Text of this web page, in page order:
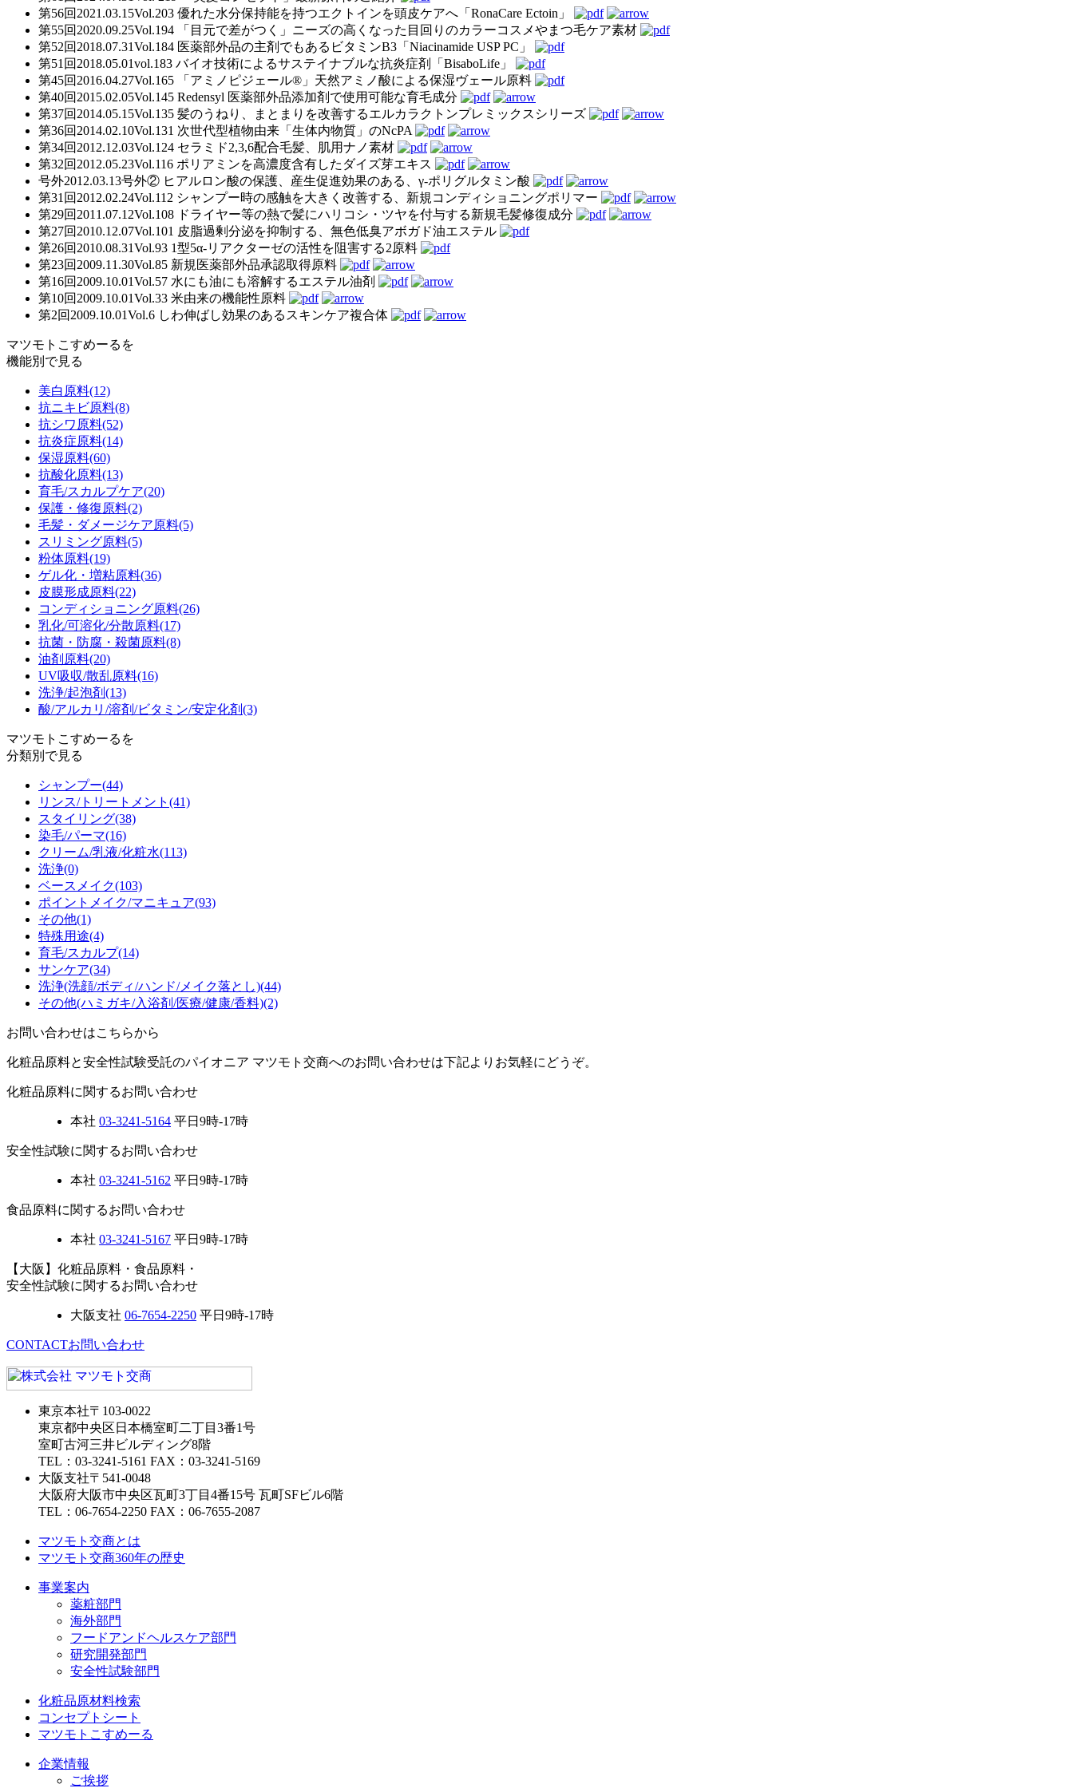
第56回 2021.03.15Vol.203 優れた水分保持能を持つエクトインを頭皮ケアへ「RonaCare Ectoin」
第55回 2020.09.25Vol.194
「目元で差がつく」ニーズの高くなった目回りのカラーコスメやまつ毛ケア素材
第52回 2018.07.31Vol.184 医薬部外品の主剤でもあるビタミンB3「Niacinamide USP PC」
第51回 2018.05.01vol.183 バイオ技術によるサステイナブルな抗炎症剤「BisaboLife」
第45回 2016.04.27Vol.165
「アミノピジェール®」天然アミノ酸による保湿ヴェール原料
第40回 2015.02.05Vol.145 Redensyl 医薬部外品添加剤で使用可能な育毛成分
第37回 2014.05.15Vol.135 髪のうねり、まとまりを改善するエルカラクトンプレミックスシリーズ
第36回 2014.02.10Vol.131 次世代型植物由来「生体内物質」のNcPA
第34回 2012.12.03Vol.124 セラミド2,3,6配合毛髪、肌用ナノ素材
第32回 2012.05.23Vol.116 ポリアミンを高濃度含有したダイズ芽エキス
号外2012.03.13号外② ヒアルロン酸の保護、産生促進効果のある、γ-ポリグルタミン酸
第31回 2012.02.24Vol.112 シャンプー時の感触を大きく改善する、新規コンディショニングポリマー
第29回 2011.07.12Vol.108 ドライヤー等の熱で髪にハリコシ・ツヤを付与する新規毛髪修復成分
第27回 2010.12.07Vol.101 皮脂過剰分泌を抑制する、無色低臭アボガド油エステル
第26回 2010.08.31Vol.93 1型5α-リアクターゼの活性を阻害する2原料
第23回 2009.11.30Vol.85 新規医薬部外品承認取得原料
第16回 2009.10.01Vol.57 水にも油にも溶解するエステル油剤
第10回 2009.10.01Vol.33 米由来の機能性原料
第2回 2009.10.01Vol.6 しわ伸ばし効果のあるスキンケア複合体
マツモトこすめーるを
機能別で見る
美白原料(12)
抗ニキビ原料(8)
抗シワ原料(52)
抗炎症原料(14)
保湿原料(60)
抗酸化原料(13)
育毛/スカルプケア(20)
保護・修復原料(2)
毛髪・ダメージケア原料(5)
スリミング原料(5)
粉体原料(19)
ゲル化・増粘原料(36)
皮膜形成原料(22)
コンディショニング原料(26)
乳化/可溶化/分散原料(17)
抗菌・防腐・殺菌原料(8)
油剤原料(20)
UV吸収/散乱原料(16)
洗浄/起泡剤(13)
酸/アルカリ/溶剤/ビタミン/安定化剤(3)
マツモトこすめーるを
分類別で見る
シャンプー(44)
リンス/トリートメント (41)
スタイリング(38)
染毛/パーマ(16)
クリーム/乳液/化粧水(113)
洗浄(0)
ベースメイク(103)
ポイントメイク/マニキュア(93)
その他(1)
特殊用途(4)
育毛/スカルプ(14)
サンケア(34)
洗浄(洗顔/ボディ/ハンド/メイク落とし)(44)
その他(ハミガキ/入浴剤/医療/健康/香料)(2)
お問い合わせはこちらから
化粧品原料と安全性試験受託のパイオニア マツモト交商へのお問い合わせは下記よりお気軽にどうぞ。
化粧品原料に関するお問い合わせ
本社 03-3241-5164 平日9時-17時
安全性試験に関するお問い合わせ
本社 03-3241-5162 平日9時-17時
食品原料に関するお問い合わせ
本社 03-3241-5167 平日9時-17時
【大阪】化粧品原料・食品原料・
安全性試験に関するお問い合わせ
大阪支社 06-7654-2250 平日9時-17時
CONTACTお問い合わせ
東京本社〒103-0022
東京都中央区日本橋室町二丁目3番1号
室町古河三井ビルディング8階
TEL：03-3241-5161 FAX：03-3241-5169
大阪支社〒541-0048
大阪府大阪市中央区瓦町3丁目4番15号 瓦町SFビル6階
TEL：06-7654-2250 FAX：06-7655-2087
マツモト交商とは
マツモト交商360年の歴史
事業案内
薬粧部門
海外部門
フードアンドヘルスケア部門
研究開発部門
安全性試験部門
化粧品原材料検索
コンセプトシート
マツモトこすめーる
企業情報
ご挨拶